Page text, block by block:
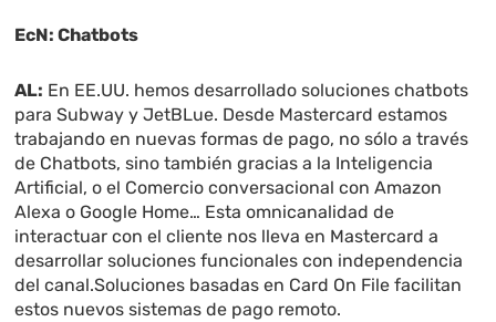
EcN: Chatbots
AL: En EE.UU. hemos desarrollado soluciones chatbots
para Subway y JetBLue. Desde Mastercard estamos
trabajando en nuevas formas de pago, no sólo a través
de Chatbots, sino también gracias a la Inteligencia
Artificial, o el Comercio conversacional con Amazon
Alexa o Google Home… Esta omnicanalidad de
interactuar con el cliente nos lleva en Mastercard a
desarrollar soluciones funcionales con independencia
del canal.Soluciones basadas en Card On File facilitan
estos nuevos sistemas de pago remoto.